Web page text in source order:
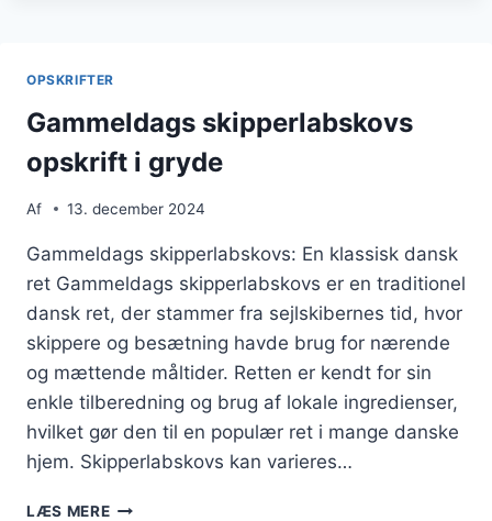
OPSKRIFTER
Gammeldags skipperlabskovs
opskrift i gryde
Af 13. december 2024
Gammeldags skipperlabskovs: En klassisk dansk
ret Gammeldags skipperlabskovs er en traditionel
dansk ret, der stammer fra sejlskibernes tid, hvor
skippere og besætning havde brug for nærende
og mættende måltider. Retten er kendt for sin
enkle tilberedning og brug af lokale ingredienser,
hvilket gør den til en populær ret i mange danske
hjem. Skipperlabskovs kan varieres…
LÆS MEREGAMMELDAGS